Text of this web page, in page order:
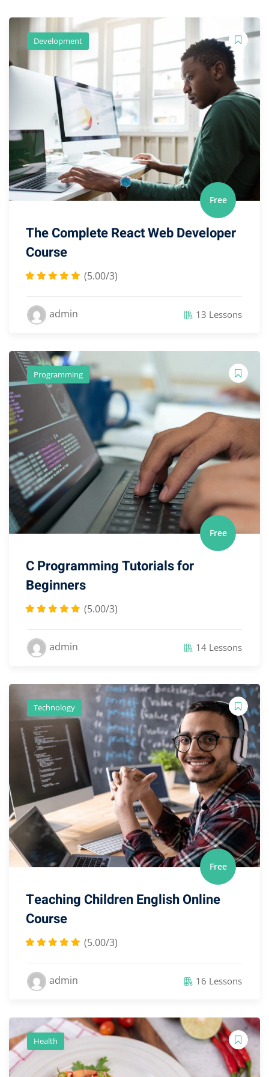
Development
Free
The Complete React Web Developer
Course
(5.00/3)
admin 13 Lessons
Programming
Free
C Programming Tutorials for
Beginners
(5.00/3)
admin 14 Lessons
Technology
Free
Teaching Children English Online
Course
(5.00/3)
admin 16 Lessons
Health